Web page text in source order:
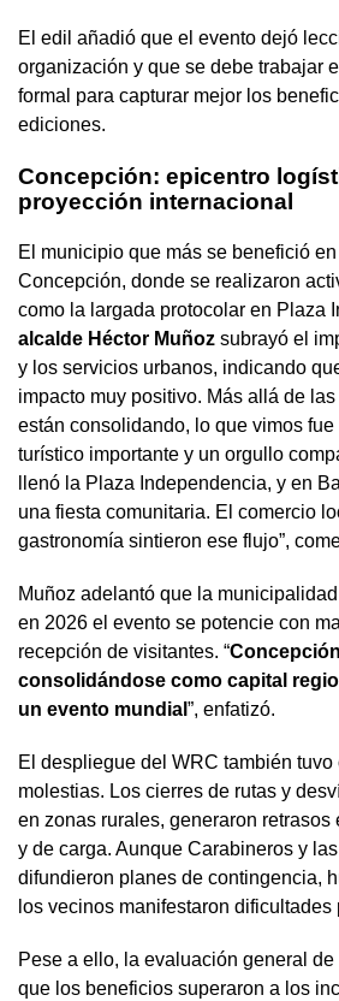
El edil añadió que el evento dejó
organización y que se debe trabajar
formal para capturar mejor los
ediciones.
Concepción: epicentro
proyección internacional
El municipio que más se benefició
Concepción, donde se realizaron
como la largada protocolar en Plaza
alcalde Héctor Muñoz subrayó el
y los servicios urbanos, indicando
impacto muy positivo. Más allá de
están consolidando, lo que vimos
turístico importante y un orgullo
llenó la Plaza Independencia, y en
una fiesta comunitaria. El comercio
gastronomía sintieron ese flujo”,
Muñoz adelantó que la
en 2026 el evento se potencie con
recepción de visitantes. “
consolidándose como capital
un evento mundial ”, enfatizó.
El despliegue del WRC también
molestias. Los cierres de rutas y
en zonas rurales, generaron retrasos
y de carga. Aunque Carabineros y
difundieron planes de contingencia,
los vecinos manifestaron dificultades
Pese a ello, la evaluación general
que los beneficios superaron a los